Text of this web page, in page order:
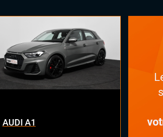
Volant multifonctions
AUDI A1